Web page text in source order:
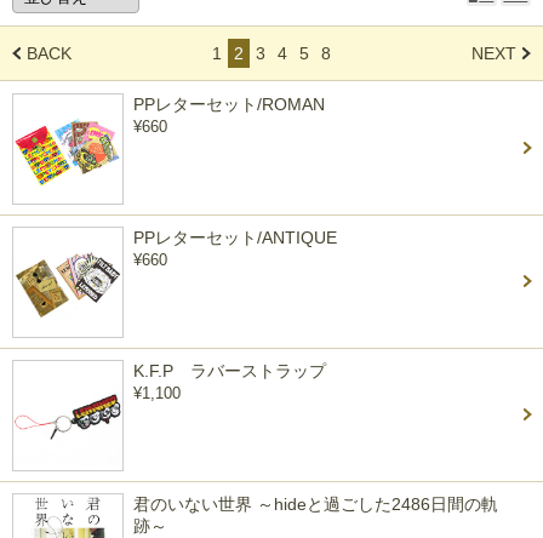
BACK 1 2 3 4 5 8 NEXT
PPレターセット/ROMAN
¥660
PPレターセット/ANTIQUE
¥660
K.F.P ラバーストラップ
¥1,100
君のいない世界 ～hideと過ごした2486日間の軌
跡～